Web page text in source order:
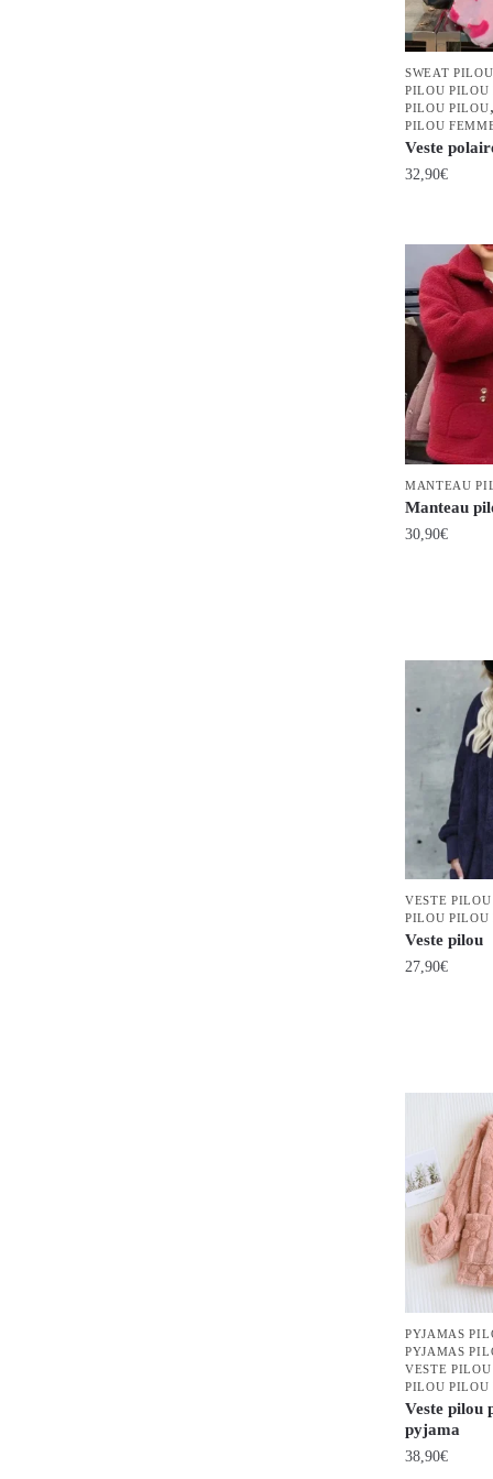
être
choisies
sur
la
page
du
produit
SWEAT
PILOU PILOU
PILOU PILOU,
PILOU
Veste
32,90€
produit
plusieurs
variations.
Les
options
peuvent
être
choisies
sur
la
page
MANTEAU
Manteau
30,90€
Les
peuvent
choisies
sur
la
page
du
produit
VESTE
PILOU PILOU
Veste pilou
27,90€
variations.
options
peuvent
être
choisies
page
du
produit
PYJAMAS
PYJAMAS
VESTE
PILOU PILOU
Veste pilou
pyjama
38,90€